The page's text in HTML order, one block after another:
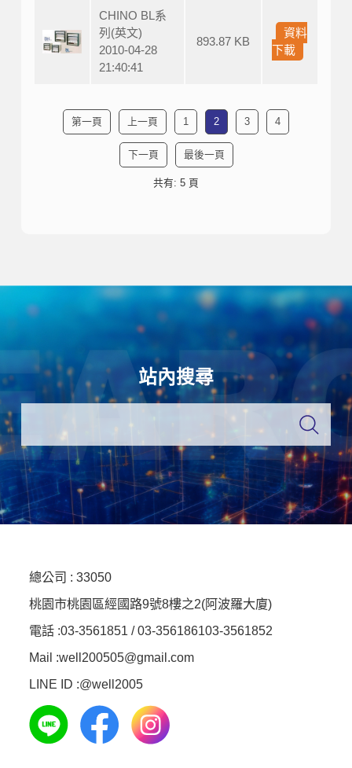
CHINO BL系
列(英文)
2010-04-28
21:40:41
893.87 KB
資料
下載
第一頁 上一頁 1 2 3 4
下一頁 最後一頁
共有: 5 頁
站內搜尋
總公司 : 33050
桃園市桃園區經國路9號8樓之2(阿波羅大廈)
電話 :03-3561851 / 03-356186103-3561852
Mail :well200505@gmail.com
LINE ID :@well2005